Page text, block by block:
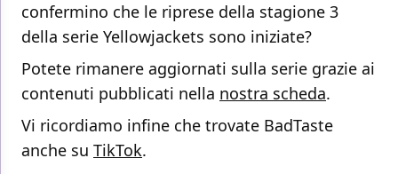
confermino che le riprese della stagione 3
della serie Yellowjackets sono iniziate?
Potete rimanere aggiornati sulla serie grazie ai
contenuti pubblicati nella nostra scheda.
Vi ricordiamo infine che trovate BadTaste
anche su TikTok.